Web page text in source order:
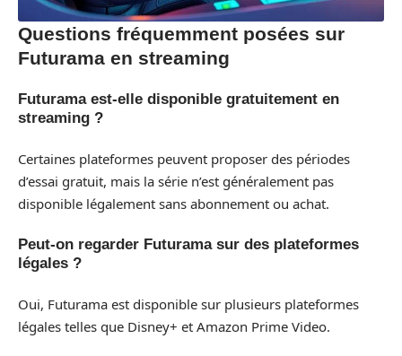
Questions fréquemment posées sur
Futurama en streaming
Futurama est-elle disponible gratuitement en
streaming ?
Certaines plateformes peuvent proposer des périodes
d’essai gratuit, mais la série n’est généralement pas
disponible légalement sans abonnement ou achat.
Peut-on regarder Futurama sur des plateformes
légales ?
Oui, Futurama est disponible sur plusieurs plateformes
légales telles que Disney+ et Amazon Prime Video.